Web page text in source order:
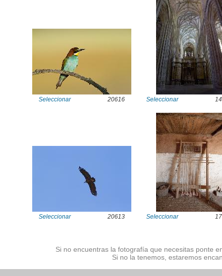
Seleccionar 20616 Seleccionar
Seleccionar 20613 Seleccionar
Si no encuentras la fotografía que necesitas ponte
Si no la tenemos, estaremos